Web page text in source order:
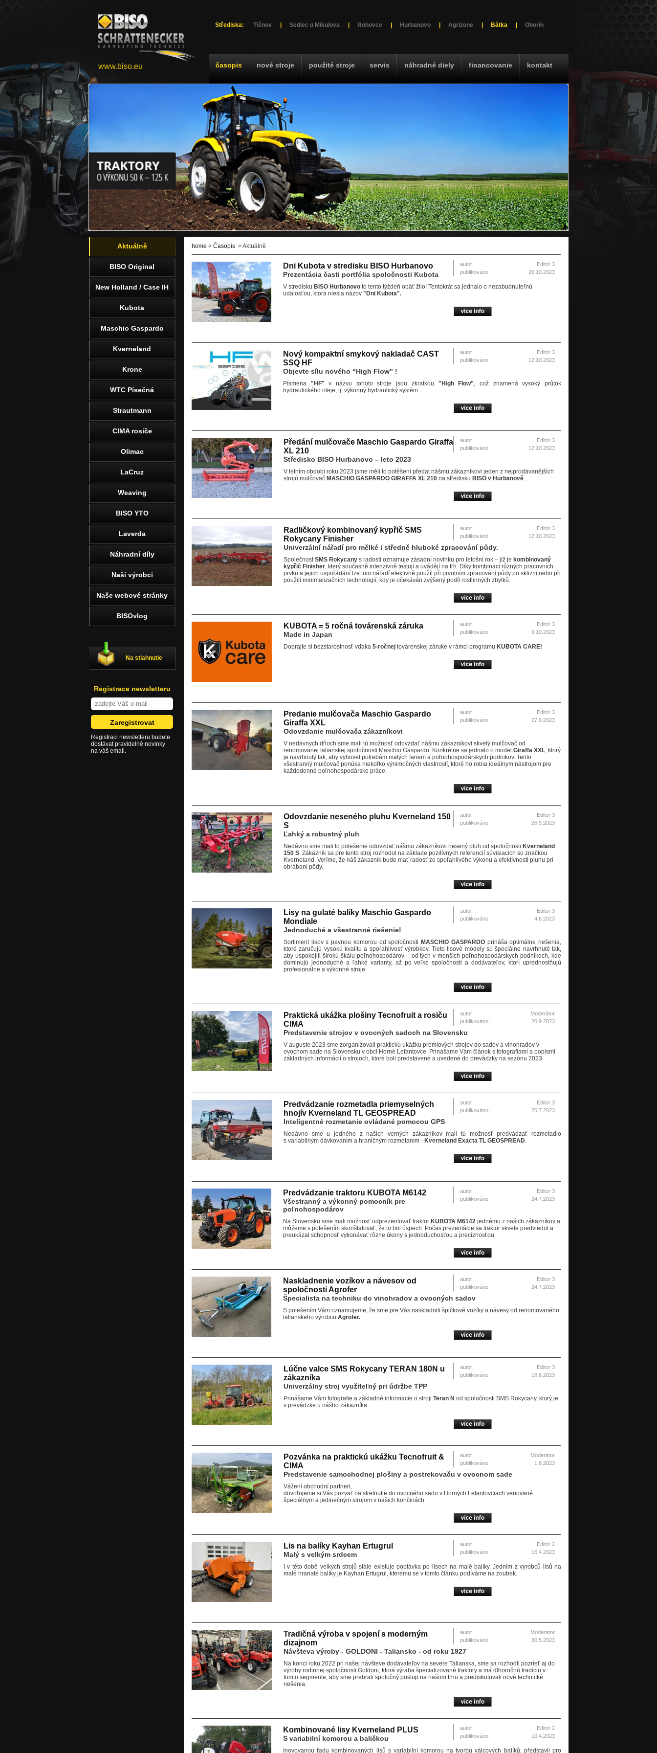
Střediska: Tišnov Sedlec u Mikulova Rohovce Hurbanovo Agrizone Bátka Oborín
časopis nové stroje použité stroje servis náhradné diely financovanie kontakt
www.biso.eu
home > Časopis > Aktuálně
autor:
Editor 3
publikováno:
26.10.2023
Dni Kubota v stredisku BISO Hurbanovo
Prezentácia časti portfólia spoločnosti Kubota
V stredisku BISO Hurbanovo to tento týždeň opäť žilo! Tentokrát sa jednalo o nezabudnuteľnú
udalosťou, ktorá niesla názov "Dni Kubota".
autor:
Editor 3
publikováno:
12.10.2023
Nový kompaktní smykový nakladač CAST
SSQ HF
Objevte sílu nového “High Flow” !
Písmena "HF"v názvu tohoto stroje jsou zkratkou "High Flow", což znamená vysoký průtok
hydraulického oleje, tj. výkonný hydraulický systém.
autor:
Editor 3
publikováno:
12.10.2023
Předání mulčovače Maschio Gaspardo Giraffa
XL 210
Středisko BISO Hurbanovo – leto 2023
V letním období roku 2023 jsme měli to potěšení předat nášmu zákazníkovi jeden z nejprodávanějších
strojů mulčovač MASCHIO GASPARDO GIRAFFA XL 210 na středisku BISO v Hurbanově.
autor:
Editor 3
publikováno:
12.10.2023
Radličkový kombinovaný kypřič SMS
Rokycany Finisher
Univerzální nářadí pro mělké i středně hluboké zpracování půdy.
SpolečnostSMS Rokycany s radostí oznamuje zásadní novinku pro letošní rok – jíž je kombinovaný
kypřič Finisher, který současně intenzivně testují a uvádějí na trh. Díky kombinaci různých pracovních
prvků a jejich uspořádání lze toto nářadí efektivně použít při prvotním zpracování půdy po sklizni nebo při
použití minimalizačních technologií, kdy je očekáván zvýšený podíl rostlinných zbytků.
autor:
Editor 3
publikováno:
9.10.2023
KUBOTA = 5 ročná továrenská záruka
Made in Japan
Doprajte si bezstarostnosť vďaka 5-ročnej továrenskej záruke v rámci programu KUBOTA CARE!
autor:
Editor 3
publikováno:
27.9.2023
Predanie mulčovača Maschio Gaspardo
Giraffa XXL
Odovzdanie mulčovača zákazníkovi
V nedávnych dňoch sme mali tú možnosť odovzdať nášmu zákazníkovi skvelý mulčovač od
renomovanej talianskej spoločnosti Maschio Gaspardo. Konkrétne sa jednalo o model Giraffa XXL, ktorý
je navrhnutý tak, aby vyhovel potrebám malých fariem a poľnohospodárskych podnikov. Tento
všestranný mulčovač ponúka niekoľko výnimočných vlastností, ktoré ho robia ideálnym nástrojom pre
každodenné poľnohospodárske práce.
autor:
Editor 3
publikováno:
26.9.2023
Odovzdanie neseného pluhu Kverneland 150
S
Ľahký a robustný pluh
Nedávno sme mali to potešenie odovzdať nášmu zákazníkovi nesený pluh od spoločnosti Kverneland
150 S. Zákazník sa pre tento stroj rozhodol na základe pozitívnych referencií súvisiacich so značkou
Kverneland. Veríme, že náš zákazník bude mať radosť zo spoľahlivého výkonu a efektívnosti pluhu pri
obrábaní pôdy.
autor:
Editor 3
publikováno:
4.8.2023
Lisy na gulaté balíky Maschio Gaspardo
Mondiale
Jednoduché a všestranné riešenie!
Sortiment lisov s pevnou komorou od spoločnosti MASCHIO GASPARDOprináša optimálne riešenia,
ktoré zaručujú vysokú kvalitu a spoľahlivosť výrobkov. Tieto lisové modely sú špeciálne navrhnuté tak,
aby uspokojili širokú škálu poľnohospodárov – od tých v menších poľnohospodárskych podnikoch, kde
dominujú jednoduché a ľahké varianty, až po veľké spoločnosti a dodávateľov, ktorí uprednostňujú
profesionálne a výkonné stroje.
autor:
Moderátor
publikováno:
20.9.2023
Praktická ukážka plošiny Tecnofruit a rosiču
CIMA
Predstavenie strojov v ovocných sadoch na Slovensku
V auguste 2023 sme zorganizovali praktickú ukážku prémiových strojov do sadov a vinohradov v
ovocnom sade na Slovensku v obci Horné Lefantovce. Prinášame Vám článok s fotografiami a popismi
základných informácií o strojoch, ktoré boli predstavené a uvedené do prevádzky na sezónu 2023.
autor:
Editor 3
publikováno:
25.7.2023
Predvádzanie rozmetadla priemyselných
hnojív Kverneland TL GEOSPREAD
Inteligentné rozmetanie ovládané pomocou GPS
Nedávno sme u jedného z našich verných zákazníkov mali tú možnosť predvádzať rozmetadlo
s variabilným dávkovaním a hraničným rozmetaním - Kverneland Exacta TL GEOSPREAD.
autor:
Editor 3
publikováno:
24.7.2023
Predvádzanie traktoru KUBOTA M6142
Všestranný a výkonný pomocník pre
poľnohospodárov
Na Slovensku sme mali možnosť odprezentovať traktor KUBOTA M6142 jednému z našich zákazníkov a
môžeme s potešením skonštatovať, že to bol úspech. Počas prezentácie sa traktor skvele predviedol a
preukázal schopnosť vykonávať rôzne úkony s jednoduchosťou a precíznosťou.
autor:
Editor 3
publikováno:
24.7.2023
Naskladnenie vozíkov a návesov od
spoločnosti Agrofer
Špecialista na techniku do vinohradov a ovocných sadov
S potešením Vám oznamujeme, že sme pre Vás naskladnili špičkové vozíky a návesy od renomovaného
talianskeho výrobcu Agrofer.
autor:
Editor 3
publikováno:
16.6.2023
Lúčne valce SMS Rokycany TERAN 180N u
zákazníka
Univerzálny stroj využiteľný pri údržbe TPP
Prinášame Vám fotografie a základné informacie o stroji Teran N od spoločnosti SMS Rokycany, ktorý je
v prevádzke u nášho zákazníka.
autor:
Moderátor
publikováno:
1.8.2023
Pozvánka na praktickú ukážku Tecnofruit &
CIMA
Predstavenie samochodnej plošiny a postrekovaču v ovocnom sade
Vážení obchodní partneri,
dovoľujeme si Vás pozvať na stretnutie do ovocného sadu v Horných Lefantovciach venované
špeciálnym a jedinečným strojom v našich končinách.
autor:
Editor 2
publikováno:
16.4.2023
Lis na balíky Kayhan Ertugrul
Malý s velkým srdcem
I v této době velkých strojů stále existuje poptávka po lisech na malé balíky. Jedním z výrobců lisů na
malé hranaté balíky je Kayhan Ertugrul, kterému se v tomto článku podíváme na zoubek.
autor:
Moderátor
publikováno:
30.5.2023
Tradičná výroba v spojení s moderným
dizajnom
Návšteva výroby - GOLDONI - Taliansko - od roku 1927
Na konci roku 2022 pri našej návšteve dodávateľov na severe Talianska, sme sa rozhodli pozrieť aj do
výroby rodinnej spoločnosti Goldoni, ktorá výrába špecializované traktory a má dlhoročnú tradíciu v
tomto segmente, aby sme prebrali spoločný postup na našom trhu a prediskutovali nové technické
riešenia.
autor:
Editor 2
publikováno:
10.4.2023
Kombinované lisy Kverneland PLUS
S variabilní komorou a baličkou
Inovovanou řadu kombinovaných lisů s variabilní komorou na tvorbu válcových balíků, představil pro
Aktuálně
BISO Original
New Holland / Case IH
Kubota
Maschio Gaspardo
Kverneland
Krone
WTC Písečná
Strautmann
CIMA rosiče
Olimac
LaCruz
Weaving
BISO YTO
Laverda
Náhradní díly
Naši výrobci
Naše webové stránky
BISOvlog
Na stiahnutie
Registrace newsletteru
Registraci newsletteru budete
dostávat pravidelně novinky
na váš email.